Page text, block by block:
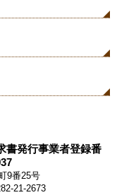
発行事業者登録番
9番25号
21-2673